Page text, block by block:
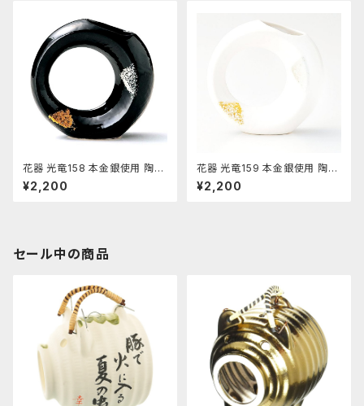
花器 光竜158 本金銀使用 陶器
水盤 花瓶 コンポーネント フラ
ワーベース
¥2,200
花器 光竜159 本金銀使用 陶器
水盤 花瓶 コンポーネント フラ
ワーベース
¥2,200
セール中の商品